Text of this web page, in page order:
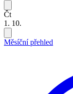
Čt
1. 10.
Měsíční přehled